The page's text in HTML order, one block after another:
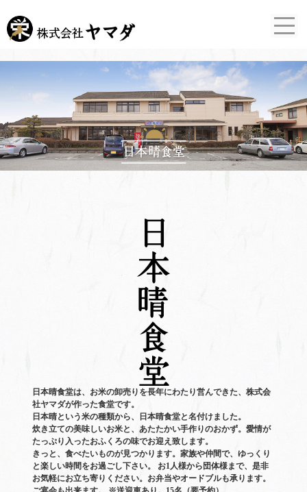
日本晴食堂は、お米の卸売りを長年にわたり営んできた、株式会
社ヤマダが作った食堂です。
日本晴という米の種類から、日本晴食堂と名付けました。
炊き立ての美味しいお米と、あたたかい手作りのおかず。愛情が
たっぷり入ったおふくろの味でお迎え致します。
きっと、食べたいものが見つかります。家族や仲間で、ゆっくり
と楽しい時間をお過ごし下さい。 お1人様から団体様まで、是非
お気軽にお立ち寄りください。お弁当やオードブルも承ります。